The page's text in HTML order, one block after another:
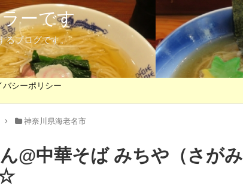
ーです
るブログです。
バシーポリシー
神奈川県海老名市
@中華そば みちや（さがみ